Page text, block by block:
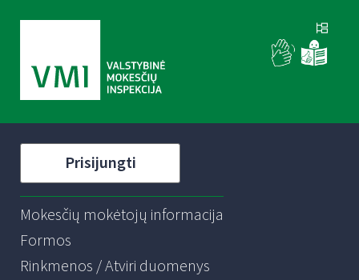
Prisijungti
Mokesčių mokėtojų informacija
Formos
Rinkmenos / Atviri duomenys